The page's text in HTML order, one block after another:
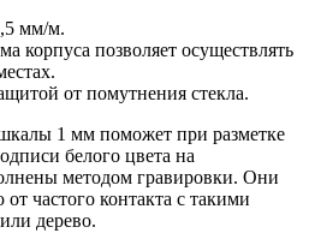
мм/м.
корпуса позволяет осуществлять
от помутнения стекла.
1 мм поможет при разметке
белого цвета на
методом гравировки. Они
частого контакта с такими
дерево.